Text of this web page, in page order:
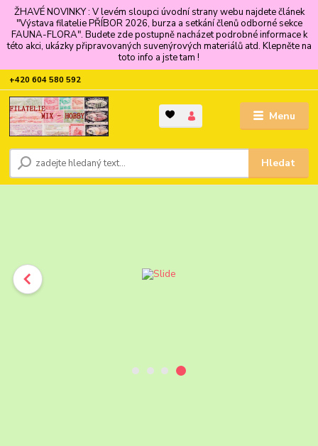
ŽHAVÉ NOVINKY : V levém sloupci úvodní strany webu najdete článek
"Výstava filatelie PŘÍBOR 2026, burza a setkání členů odborné sekce
FAUNA-FLORA". Budete zde postupně nacházet podrobné informace k
této akci, ukázky připravovaných suvenýrových materiálů atd. Klepněte na
toto info a jste tam !
Menu
Hledat
+420 604 580 592